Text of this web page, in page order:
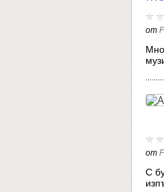
от
от
С